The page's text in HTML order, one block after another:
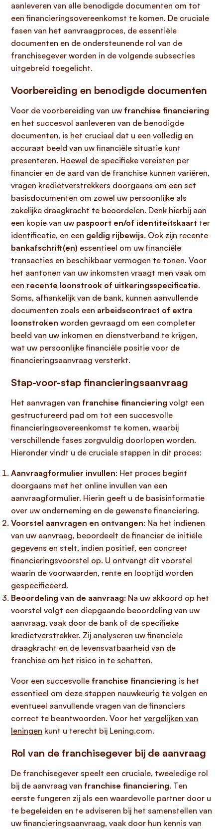
aanleveren van alle benodigde documenten om tot
een financieringsovereenkomst te komen. De cruciale
fasen van het aanvraagproces, de essentiële
documenten en de ondersteunende rol van de
franchisegever worden in de volgende subsecties
uitgebreid toegelicht.
Voorbereiding en benodigde documenten
Voor de voorbereiding van uw franchise financiering
en het succesvol aanleveren van de benodigde
documenten, is het cruciaal dat u een volledig en
accuraat beeld van uw financiële situatie kunt
presenteren. Hoewel de specifieke vereisten per
financier en de aard van de franchise kunnen variëren,
vragen kredietverstrekkers doorgaans om een set
basisdocumenten om zowel uw persoonlijke als
zakelijke draagkracht te beoordelen. Denk hierbij aan
een kopie van uw paspoort en/of identiteitskaart ter
identificatie, en een geldig rijbewijs. Ook zijn recente
bankafschrift(en) essentieel om uw financiële
transacties en beschikbaar vermogen te tonen. Voor
het aantonen van uw inkomsten vraagt men vaak om
een recente loonstrook of uitkeringsspecificatie.
Soms, afhankelijk van de bank, kunnen aanvullende
documenten zoals een arbeidscontract of extra
loonstroken worden gevraagd om een completer
beeld van uw inkomen en dienstverband te krijgen,
wat uw persoonlijke financiële positie voor de
financieringsaanvraag versterkt.
Stap-voor-stap financieringsaanvraag
Het aanvragen van franchise financiering volgt een
gestructureerd pad om tot een succesvolle
financieringsovereenkomst te komen, waarbij
verschillende fases zorgvuldig doorlopen worden.
Hieronder vindt u de cruciale stappen in dit proces:
Aanvraagformulier invullen: Het proces begint
doorgaans met het online invullen van een
aanvraagformulier. Hierin geeft u de basisinformatie
over uw onderneming en de gewenste financiering.
Voorstel aanvragen en ontvangen: Na het indienen
van uw aanvraag, beoordeelt de financier de initiële
gegevens en stelt, indien positief, een concreet
financieringsvoorstel op. U ontvangt dit voorstel
waarin de voorwaarden, rente en looptijd worden
gespecificeerd.
Beoordeling van de aanvraag: Na uw akkoord op het
voorstel volgt een diepgaande beoordeling van uw
aanvraag, vaak door de bank of de specifieke
kredietverstrekker. Zij analyseren uw financiële
draagkracht en de levensvatbaarheid van de
franchise om het risico in te schatten.
Voor een succesvolle franchise financiering is het
essentieel om deze stappen nauwkeurig te volgen en
eventueel aanvullende vragen van de financiers
correct te beantwoorden. Voor het vergelijken van
leningen kunt u terecht bij Lening.com.
Rol van de franchisegever bij de aanvraag
De franchisegever speelt een cruciale, tweeledige rol
bij de aanvraag van franchise financiering. Ten
eerste fungeren zij als een waardevolle partner door u
te begeleiden en te adviseren bij het samenstellen van
uw financieringsaanvraag, vaak door hun kennis van